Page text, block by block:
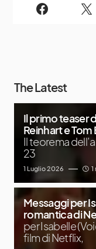
The Latest
Il primo teaser
Reinhart e
Il teorema
23
1 Luglio 2026 1
Messaggi per
romantica di
per Isabelle
film di Netflix,